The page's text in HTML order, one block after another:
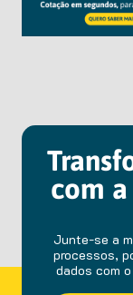
com
Junte-se a
processos,
dados com